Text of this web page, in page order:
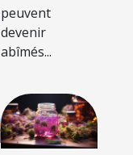
peuvent
devenir
abîmés...